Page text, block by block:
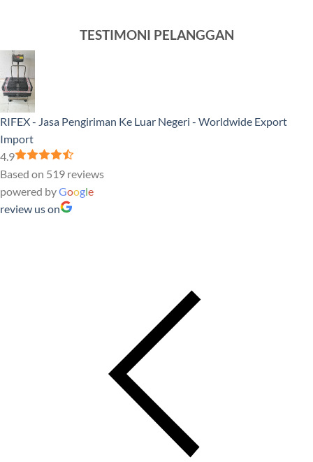
Negeri
TESTIMONI PELANGGAN
RIFEX - Jasa Pengiriman Ke Luar Negeri - Worldwide Export
Import
4.9
Based on 519 reviews
powered byGoogle
review us on